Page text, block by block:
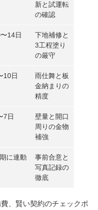
新と試運転
の確認
14日
下地補修と
3工程塗り
の厳守
10日
雨仕舞と板
金納まりの
精度
7日
壁量と開口
周りの金物
補強
に連動
事前合意と
写真記録の
徹底
、賢い契約のチェックポ